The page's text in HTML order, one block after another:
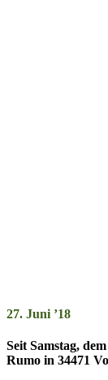
27. Juni ’18
Seit Samstag,
Rumo in 34471